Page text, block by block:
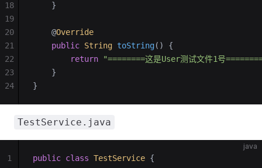
    }
    @
Override
    public
String toString()
{
        return
"========这是User测试文件1号
    }
}
18
19
20
21
22
23
24
TestService.java
java
public class TestService {
1